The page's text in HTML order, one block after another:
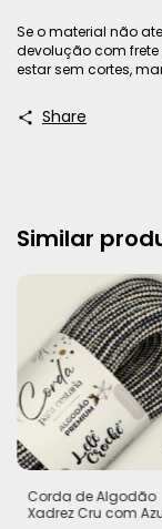
Se o material não
devolução com
estar sem cortes,
Share
Similar
Corda de Algodão
Xadrez Cru com